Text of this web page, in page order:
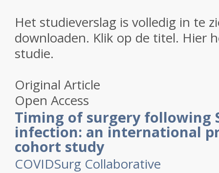
Het studieverslag is volledig in te
downloaden. Klik op de titel. Hier
studie.
Original Article
Open Access
Timing of surgery following
infection: an international
cohort study
COVIDSurg Collaborative